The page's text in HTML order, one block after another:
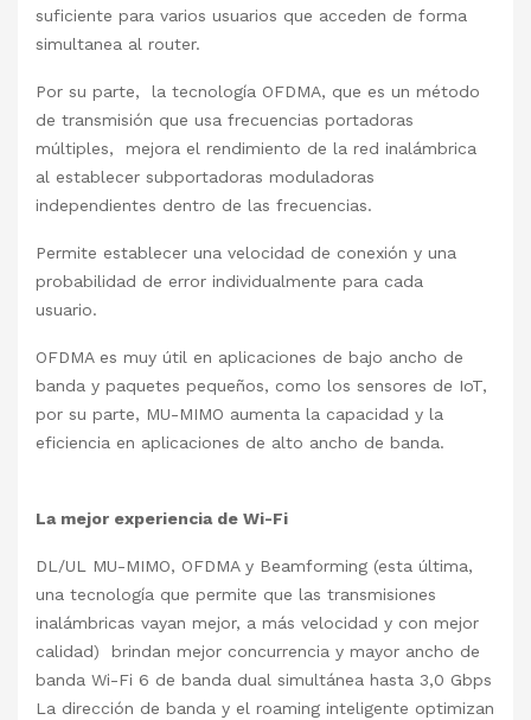
suficiente para varios usuarios que acceden de forma
simultanea al router.
Por su parte, la tecnología OFDMA, que es un método
de transmisión que usa frecuencias portadoras
múltiples, mejora el rendimiento de la red inalámbrica
al establecer subportadoras moduladoras
independientes dentro de las frecuencias.
Permite establecer una velocidad de conexión y una
probabilidad de error individualmente para cada
usuario.
OFDMA es muy útil en aplicaciones de bajo ancho de
banda y paquetes pequeños, como los sensores de IoT,
por su parte, MU-MIMO aumenta la capacidad y la
eficiencia en aplicaciones de alto ancho de banda.
La mejor experiencia de Wi-Fi
DL/UL MU-MIMO, OFDMA y Beamforming (esta última,
una tecnología que permite que las transmisiones
inalámbricas vayan mejor, a más velocidad y con mejor
calidad) brindan mejor concurrencia y mayor ancho de
banda Wi-Fi 6 de banda dual simultánea hasta 3,0 Gbps
La dirección de banda y el roaming inteligente optimizan